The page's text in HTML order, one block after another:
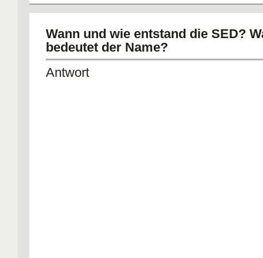
Wann und wie entstand die SED?
bedeutet der Name?
Antwort